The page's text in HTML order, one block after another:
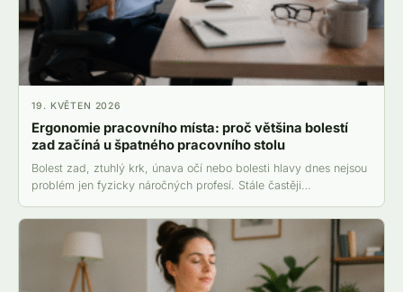
19. KVĚTEN 2026
Ergonomie pracovního místa: proč většina bolestí
zad začíná u špatného pracovního stolu
Bolest zad, ztuhlý krk, únava očí nebo bolesti hlavy dnes nejsou
problém jen fyzicky náročných profesí. Stále častěji…